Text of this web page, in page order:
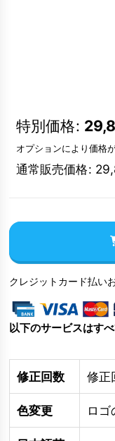
特別価格:
オプションにより価格
通常販売価格:
クレジットカード払い
以下のサービスはす
修正回数 修正
色変更 ロ